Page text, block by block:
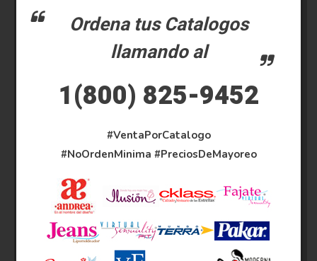
Ordena tus Catalogos
llamando al
1(800) 825-9452
#VentaPorCatalogo
#NoOrdenMinima #PreciosDeMayoreo